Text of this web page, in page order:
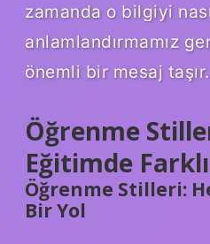
zamanda o bilgiyi
anlamlandırmamız
önemli bir mesaj taşır.
Öğrenme
Eğitimde
Öğrenme Stilleri:
Bir Yol